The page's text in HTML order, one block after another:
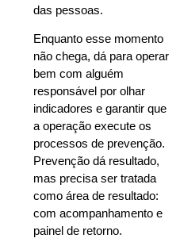
das pessoas.
Enquanto esse momento
não chega, dá para operar
bem com alguém
responsável por olhar
indicadores e garantir que
a operação execute os
processos de prevenção.
Prevenção dá resultado,
mas precisa ser tratada
como área de resultado:
com acompanhamento e
painel de retorno.